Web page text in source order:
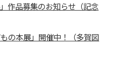
作品募集のお知らせ（記念
の本展」開催中！（多賀図